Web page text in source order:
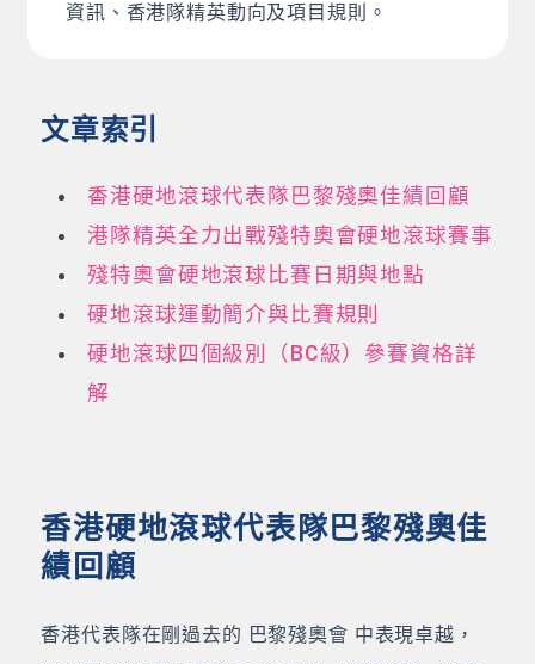
資訊、香港隊精英動向及項目規則。
文章索引
香港硬地滾球代表隊巴黎殘奧佳績回顧
港隊精英全力出戰殘特奧會硬地滾球賽事
殘特奧會硬地滾球比賽日期與地點
硬地滾球運動簡介與比賽規則
硬地滾球四個級別（BC級）參賽資格詳
解
香港硬地滾球代表隊巴黎殘奧佳
績回顧
香港代表隊在剛過去的 巴黎殘奧會 中表現卓越，